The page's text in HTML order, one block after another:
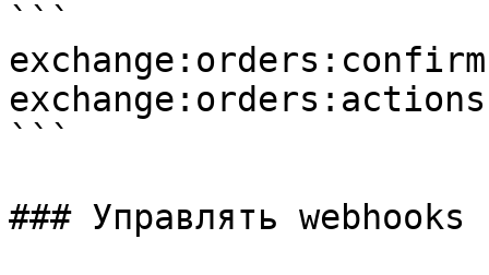
```
exchange:orders:confirm
```
### Управлять webhooks